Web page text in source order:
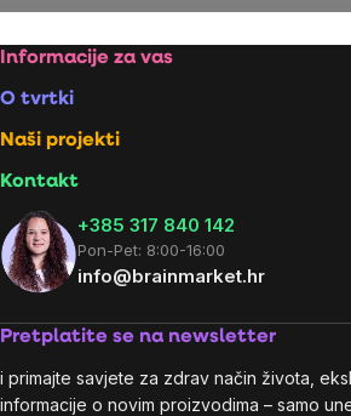
Footer
Informacije za vas
O tvrtki
Naši projekti
Kontakt
+385 317 840 142
Pon-Pet: 8:00-16:00
info@brainmarket.hr
Pretplatite se na newsletter
i primajte savjete za zdrav način života,
informacije o novim proizvodima – samo